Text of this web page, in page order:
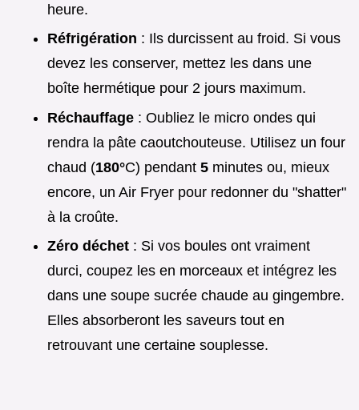
heure.
Réfrigération : Ils durcissent au froid. Si vous
devez les conserver, mettez les dans une
boîte hermétique pour 2 jours maximum.
Réchauffage : Oubliez le micro ondes qui
rendra la pâte caoutchouteuse. Utilisez un four
chaud (180°C) pendant 5 minutes ou, mieux
encore, un Air Fryer pour redonner du "shatter"
à la croûte.
Zéro déchet : Si vos boules ont vraiment
durci, coupez les en morceaux et intégrez les
dans une soupe sucrée chaude au gingembre.
Elles absorberont les saveurs tout en
retrouvant une certaine souplesse.